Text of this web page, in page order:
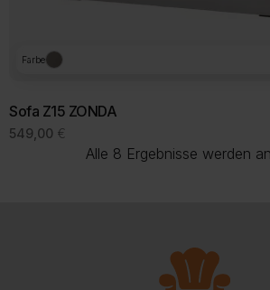
Farbe
Sofa Z15 ZONDA
549,00 €
Alle 8 Ergebnisse werden